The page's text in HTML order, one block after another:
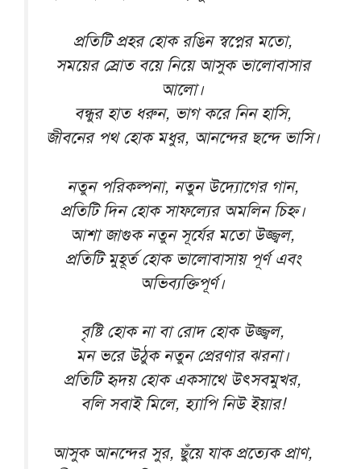
প্রতিটি প্রহর হোক রঙিন স্বপ্নের মতো,
সময়ের স্রোত বয়ে নিয়ে আসুক ভালোবাসার
আলো।
বন্ধুর হাত ধরুন, ভাগ করে নিন হাসি,
জীবনের পথ হোক মধুর, আনন্দের ছন্দে ভাসি।
নতুন পরিকল্পনা, নতুন উদ্যোগের গান,
প্রতিটি দিন হোক সাফল্যের অমলিন চিহ্ন।
আশা জাগুক নতুন সূর্যের মতো উজ্জ্বল,
প্রতিটি মুহূর্ত হোক ভালোবাসায় পূর্ণ এবং
অভিব্যক্তিপূর্ণ।
বৃষ্টি হোক না বা রোদ হোক উজ্জ্বল,
মন ভরে উঠুক নতুন প্রেরণার ঝরনা।
প্রতিটি হৃদয় হোক একসাথে উৎসবমুখর,
বলি সবাই মিলে, হ্যাপি নিউ ইয়ার!
আসুক আনন্দের সুর, ছুঁয়ে যাক প্রত্যেক প্রাণ,